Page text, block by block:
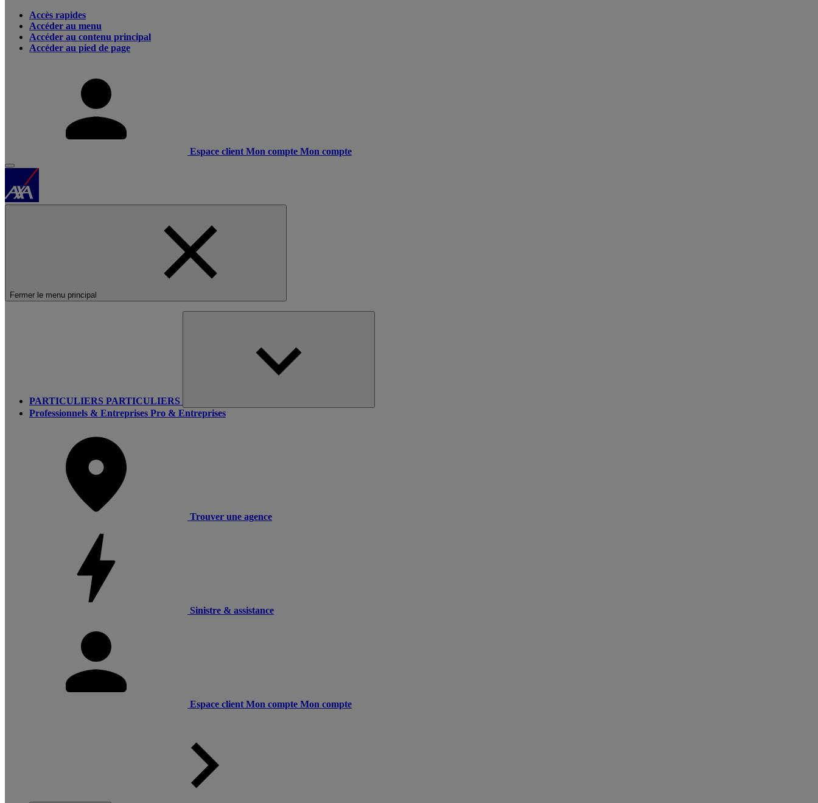
Accès rapides
Accéder au menu
Accéder au contenu principal
Accéder au pied de page
Espace client Mon compte Mon compte
Fermer le menu principal
PARTICULIERS PARTICULIERS
Professionnels & Entreprises Pro & Entreprises
Trouver une agence
Sinistre & assistance
Espace client Mon compte Mon compte